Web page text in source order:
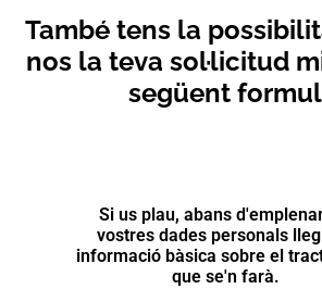
També tens la
nos la teva sol·licitud
següent